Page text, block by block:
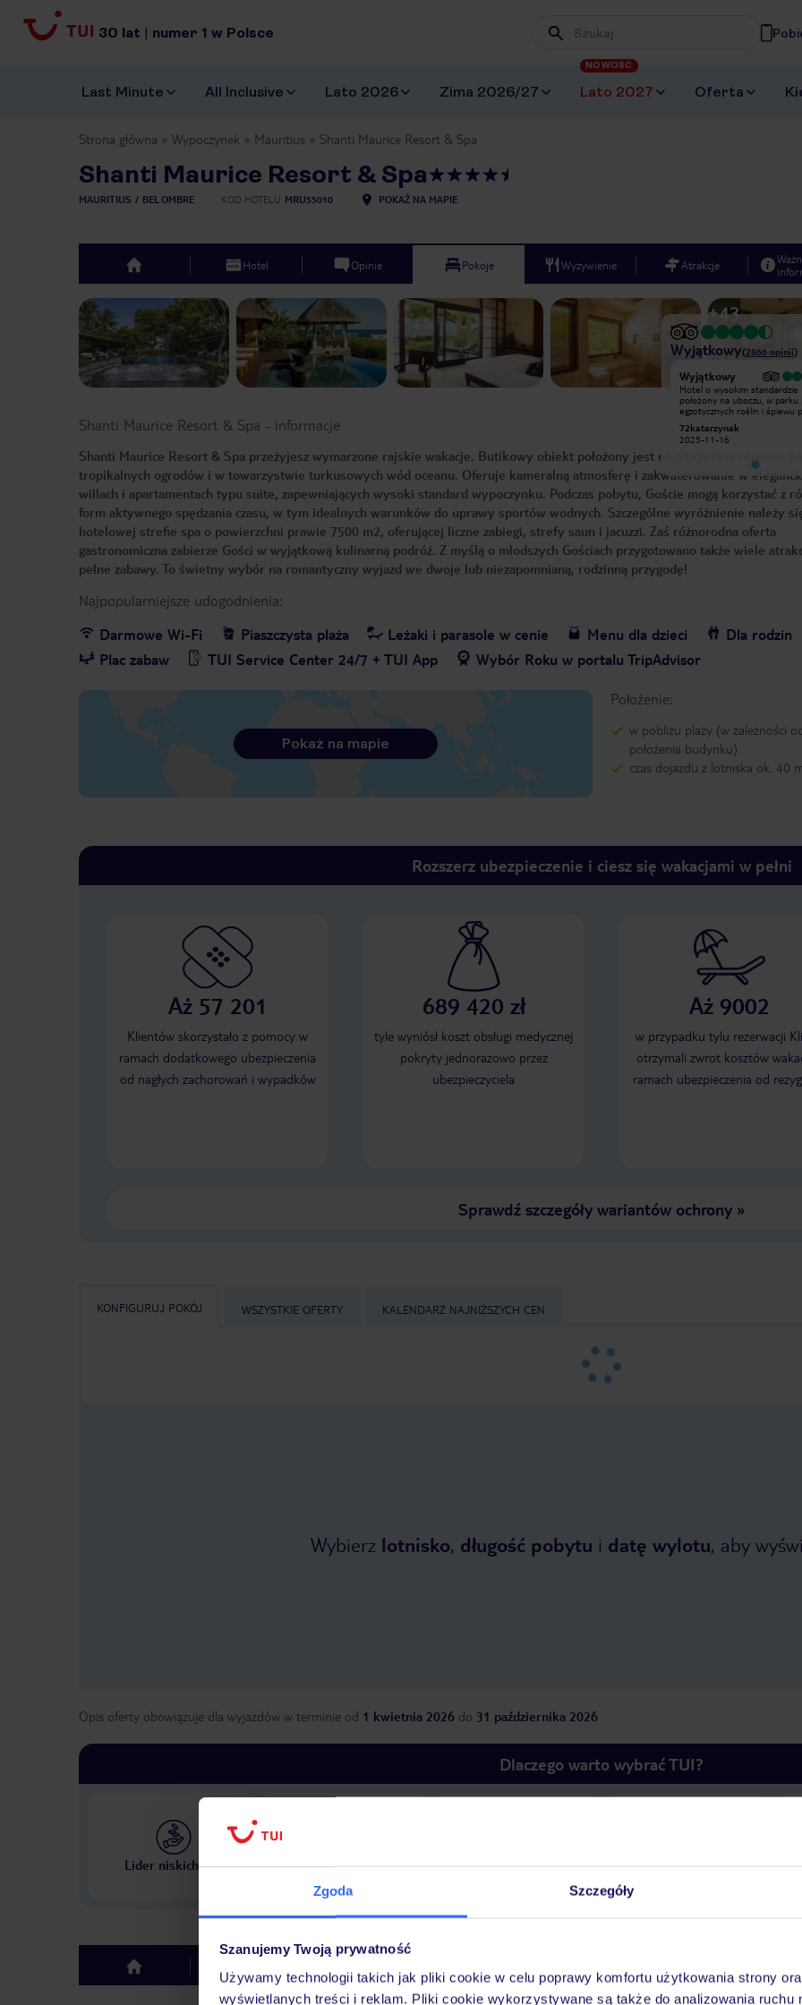
Zgoda Szczegóły
Szanujemy Twoją prywatność
Używamy technologii takich jak pliki cookie w celu poprawy komfortu użytkowania strony
wyświetlanych treści i reklam. Pliki cookie wykorzystywane są także do analizowania ruchu
30 lat | numer 1 w Polsce Wpisz frazę, której szukasz
Last Minute All Inclusive Lato 2026 Zima 2026/27 Lato 2027
NOWOŚĆ
Oferta
Strona główna Wypoczynek Mauritius Shanti Maurice Resort & Spa
Shanti Maurice Resort & Spa
MAURITIUS BEL OMBRE KOD HOTELU MRU55010 POKAŻ NA MAPIE
top Hotel Opinie Pokoje Wyżywienie Atrakcje
Previous slide +43
Wyjątkowy(2866 opinii)
Wyjątkowy
Hotel o wysokim standardzie
bufetu. Idealne miejsce na
wypoczynek.
Wyjątkowy
Hotel o wysokim standardzie
położony na uboczu, w parku
egzotycznych roślin i śpiewu
plaża, poranne, bezpłatne lekcje jogi,
SPA, przepyszne śniadania w
72katarzynak
2025-11-16
Shanti Maurice Resort & Spa - informacje
Shanti Maurice Resort & Spa przeżyjesz wymarzone rajskie wakacje. Butikowy obiekt położony jest na olbrzymim terenie,
tropikalnych ogrodów i w towarzystwie turkusowych wód oceanu. Oferuje kameralną atmosferę i zakwaterowanie w
willach i apartamentach typu suite, zapewniających wysoki standard wypoczynku. Podczas pobytu, Goście mogą korzystać z
form aktywnego spędzania czasu, w tym idealnych warunków do uprawy sportów wodnych. Szczególne wyróżnienie należy
hotelowej strefie spa o powierzchni prawie 7500 m2, oferującej liczne zabiegi, strefy saun i jacuzzi. Zaś różnorodna oferta
gastronomiczna zabierze Gości w wyjątkową kulinarną podróż. Z myślą o młodszych Gościach przygotowano także wiele
pełne zabawy. To świetny wybór na romantyczny wyjazd we dwoje lub niezapomnianą, rodzinną przygodę!
Najpopularniejsze udogodnienia:
Darmowe Wi-Fi
Piaszczysta plaża Leżaki i parasole w cenie Menu dla dzieci
Dla rodzin
Plac zabaw
TUI Service Center 24/7 + TUI App Wybór Roku w portalu TripAdvisor
Położenie:
w pobliżu plaży (w zależności
położenia budynku)
czas dojazdu z lotniska ok. 40
Pokaż na mapie
Rozszerz ubezpieczenie i ciesz się wakacjami w pełni
Aż 57 201
Klientów skorzystało z pomocy w
ramach dodatkowego ubezpieczenia
od nagłych zachorowań i wypadków
689 420 zł
tyle wyniósł koszt obsługi medycznej
pokryty jednorazowo przez
ubezpieczyciela
Aż 9002
w przypadku tylu rezerwacji
otrzymali zwrot kosztów
ramach ubezpieczenia od
Sprawdź szczegóły wariantów ochrony»
KONFIGURUJ POKÓJ WSZYSTKIE OFERTY KALENDARZ NAJNIŻSZYCH CEN
Wybierz lotnisko, długość pobytu i datę wylotu, aby
Opis oferty obowiązuje dla wyjazdów w terminie od 1 kwietnia 2026 do 31 października 2026
Dlaczego warto wybrać TUI?
Lider niskich cen 30 lat w Polsce
top